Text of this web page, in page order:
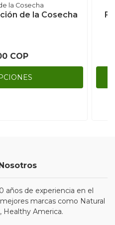
la Cosecha
de la Cosecha
COP
años de experiencia en el
marcas como Natural
Healthy America.